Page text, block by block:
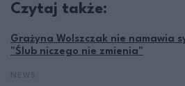
Czytaj także:
Grażyna Wolszczak nie namawia
"Ślub niczego nie zmienia"